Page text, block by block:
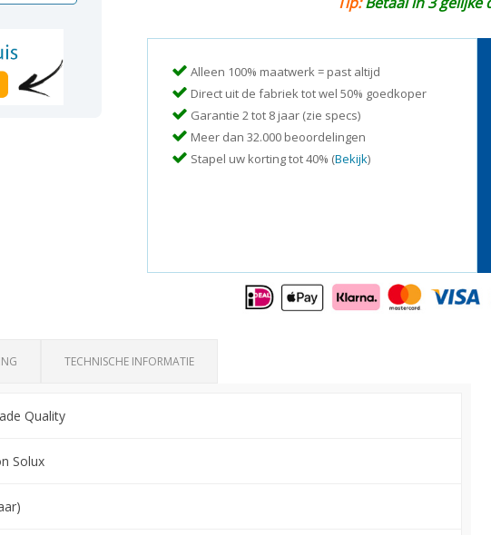
Alleen 100% maatwerk = past altijd
Direct uit de fabriek tot wel 50% goedkoper
Garantie 2 tot 8 jaar (zie specs)
Meer dan 32.000 beoordelingen
Stapel uw korting tot 40% (Bekijk)
TECHNISCHE INFORMATIE
Quality
Solux